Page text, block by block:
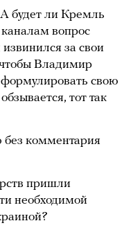
будет ли Кремль
вопрос
за свои
Владимир
свою
тот так
без комментария
пришли
необходимой